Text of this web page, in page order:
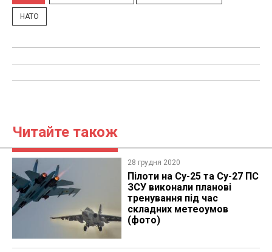
НАТО
Читайте також
28 грудня 2020
Пілоти на Су-25 та Су-27 ПС
ЗСУ виконали планові
тренування під час
складних метеоумов
(фото)